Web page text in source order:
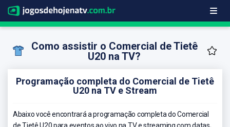
Como assistir o Comercial de Tietê
U20 na TV?
Programação completa do Comercial de Tietê
U20 na TV e Stream
Abaixo você encontrará a programação completa do Comercial
de Tietê U20 para eventos ao vivo na TV e streaming com datas,